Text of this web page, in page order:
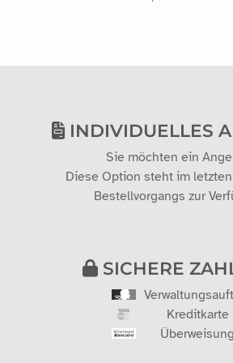
INDIVIDUELLES
Sie möchten ein
Diese Option steht im
Bestellvorgangs zur
SICHERE
Kreditkarte
Überweisung